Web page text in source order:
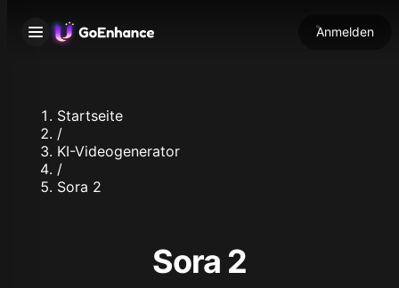
Anmelden
Startseite
/
KI-Videogenerator
/
Sora 2
Sora 2